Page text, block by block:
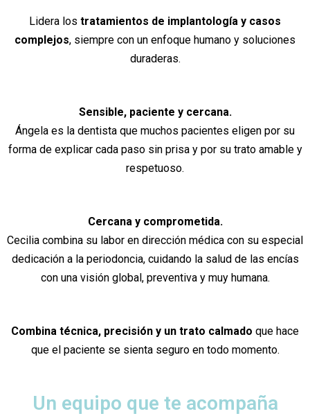
Lidera los tratamientos de implantología y casos
complejos, siempre con un enfoque humano y soluciones
duraderas.
Sensible, paciente y cercana.
Ángela es la dentista que muchos pacientes eligen por su
forma de explicar cada paso sin prisa y por su trato amable y
respetuoso.
Cercana y comprometida.
Cecilia combina su labor en dirección médica con su especial
dedicación a la periodoncia, cuidando la salud de las encías
con una visión global, preventiva y muy humana.
Combina técnica, precisión y un trato calmado que hace
que el paciente se sienta seguro en todo momento.
Un equipo que te acompaña